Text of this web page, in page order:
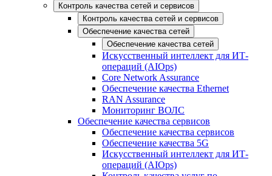
Контроль качества сетей и сервисов
Контроль качества сетей и сервисов
Обеспечение качества сетей
Обеспечение качества сетей
Искусственный интеллект для ИТ-
операций (AIOps)
Core Network Assurance
Обеспечение качества Ethernet
RAN Assurance
Мониторинг ВОЛС
Обеспечение качества сервисов
Обеспечение качества сервисов
Обеспечение качества 5G
Искусственный интеллект для ИТ-
операций (AIOps)